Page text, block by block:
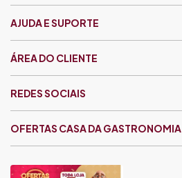
AJUDA E SUPORTE
ÁREA DO CLIENTE
OFERTAS CASA DA GASTRONOMIA
REDES SOCIAIS